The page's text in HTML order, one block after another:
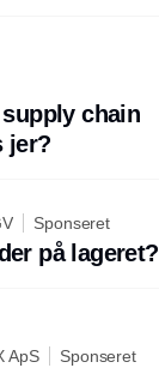
chain
jer?
Sponseret
på lageret?
ApS Sponseret